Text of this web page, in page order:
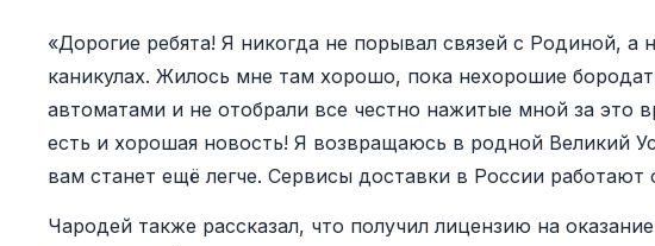
«Дорогие ребята! Я никогда не порывал связей с Родиной, а
каникулах. Жилось мне там хорошо, пока нехорошие
автоматами и не отобрали все честно нажитые мной за это
есть и хорошая новость! Я возвращаюсь в родной Великий
вам станет ещё легче. Сервисы доставки в России работают
Чародей также рассказал, что получил лицензию на